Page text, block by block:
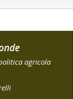
agricola